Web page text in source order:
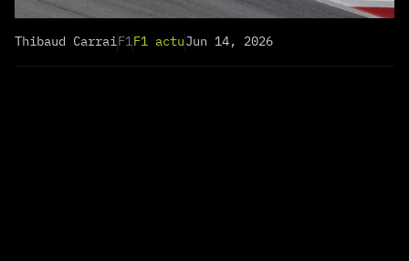
Thibaud CarraiF1F1 actuJun 14, 2026